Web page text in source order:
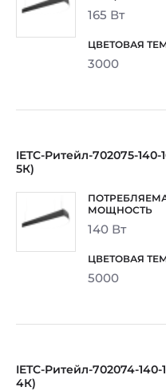
165 Вт
3000
IETC-Ритейл-702075-140-
5К)
140 Вт
5000
IETC-Ритейл-702074-140-
4К)